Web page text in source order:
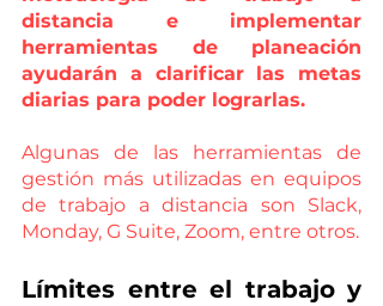
distancia e implementar
herramientas de planeación
ayudarán a clarificar las metas
diarias para poder lograrlas.
Algunas de las herramientas de
gestión más utilizadas en equipos
de trabajo a distancia son Slack,
Monday, G Suite, Zoom, entre otros.
Límites entre el trabajo y